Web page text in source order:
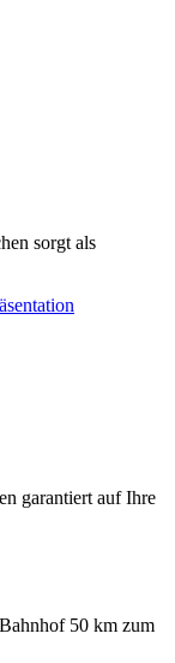
sorgt als
garantiert auf Ihre
50 km zum